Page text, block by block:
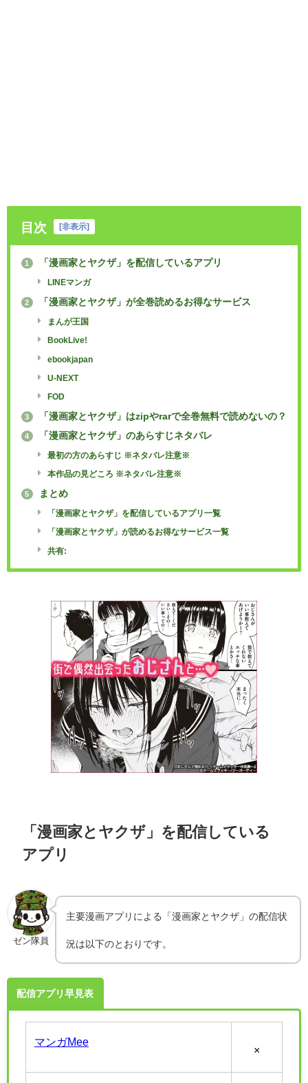
目次 [非表示]
1 「漫画家とヤクザ」を配信しているアプリ
LINEマンガ
2 「漫画家とヤクザ」が全巻読めるお得なサービス
まんが王国
BookLive!
ebookjapan
U-NEXT
FOD
3 「漫画家とヤクザ」はzipやrarで全巻無料で読めないの？
4 「漫画家とヤクザ」のあらすじネタバレ
最初の方のあらすじ ※ネタバレ注意※
本作品の見どころ ※ネタバレ注意※
5 まとめ
「漫画家とヤクザ」を配信しているアプリ一覧
「漫画家とヤクザ」が読めるお得なサービス一覧
共有:
「漫画家とヤクザ」を配信している
アプリ
ゼン隊員
主要漫画アプリによる「漫画家とヤクザ」の配信状
況は以下のとおりです。
配信アプリ早見表
マンガMee
×